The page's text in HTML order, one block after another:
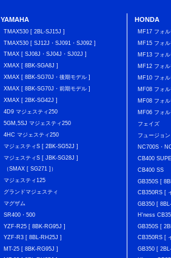
YAMAHA
TMAX530 [ 2BL-SJ15J ]
TMAX530 [ SJ12J・SJ091・SJ092 ]
TMAX [ SJ08J・SJ04J・SJ02J ]
XMAX [ 8BK-SGA8J ]
XMAX [ 8BK-SG70J・後期モデル ]
XMAX [ 8BK-SG70J・前期モデル ]
XMAX [ 2BK-SG42J ]
4D9 マジェスティ250
5GM,5SJ マジェスティ250
4HC マジェスティ250
マジェスティS [ 2BK-SG52J ]
マジェスティS [ JBK-SG28J ]
（SMAX [ SG271 ]）
マジェスティ125
グランドマジェスティ
マグザム
SR400・500
YZF-R25 [ 8BK-RG95J ]
YZF-R3 [ 8BL-RH25J ]
MT-25 [ 8BK-RG95J ]
HONDA
MF17 フォ
MF15 フォ
MF13 フォ
MF12 フォ
MF10 フォ
MF08 フォ
MF08 フォ
MF06 フォ
フェイズ
フュージョン
NC700S・
CB400
CB400 SS
GB350S [
CB350RS [
GB350 [
H'ness
GB350S [
CB350RS [
GB350 [